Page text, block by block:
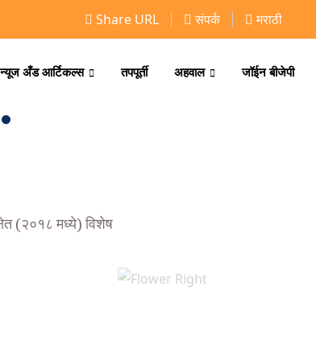
Share URL संपर्क मराठी
न्यूज अँड आर्टिकल्स तपपूर्ती अहवाल जॉईन बीजेपी
(२०१८ मध्ये) विशेष